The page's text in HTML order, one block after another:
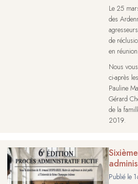
Le 25
des
de
en
Nous
ci-après
Pauline
Gérard
de la
2019.
Publié le